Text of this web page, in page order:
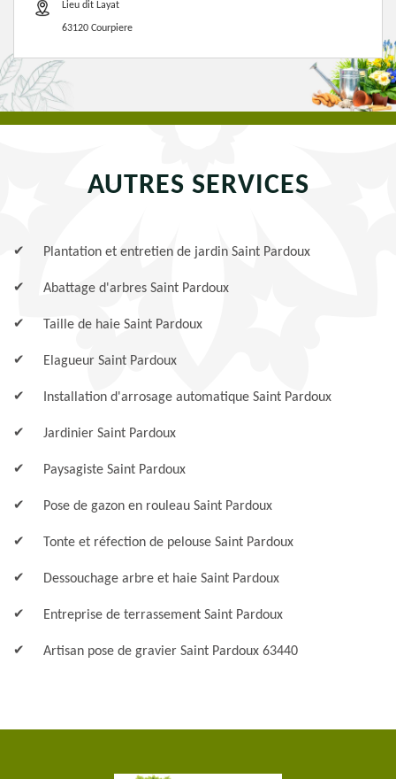
Lieu dit Layat
63120 Courpiere
AUTRES SERVICES
Plantation et entretien de jardin Saint Pardoux
Abattage d'arbres Saint Pardoux
Taille de haie Saint Pardoux
Elagueur Saint Pardoux
Installation d'arrosage automatique Saint Pardoux
Jardinier Saint Pardoux
Paysagiste Saint Pardoux
Pose de gazon en rouleau Saint Pardoux
Tonte et réfection de pelouse Saint Pardoux
Dessouchage arbre et haie Saint Pardoux
Entreprise de terrassement Saint Pardoux
Artisan pose de gravier Saint Pardoux 63440